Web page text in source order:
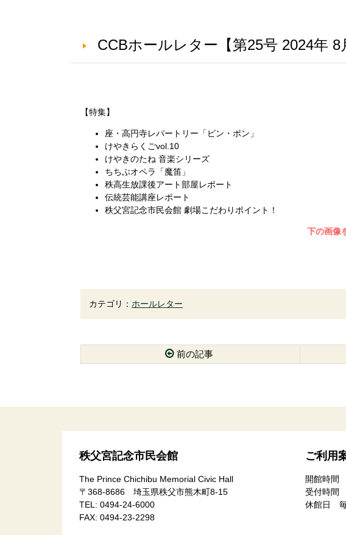
CCBホールレター【第25号 2024年 8
【特集】
座・高円寺レパートリー「ピン・ポン」
けやきらくごvol.10
けやきのたね 音楽シリーズ
ちちぶオペラ「魔笛」
秩高生放課後アート部屋レポート
伝統芸能講座レポート
秩父宮記念市民会館 劇場こだわりポイント！
下の画像
カテゴリ： ホールレター
前の記事
ン
本
の
頭
秩父宮記念市民会館
The Prince Chichibu Memorial Civic Hall
〒368-8686 埼玉県秩父市熊木町8-15
TEL: 0494-24-6000
FAX: 0494-23-2298
ご利用
開館時間
受付時間
休館日 毎